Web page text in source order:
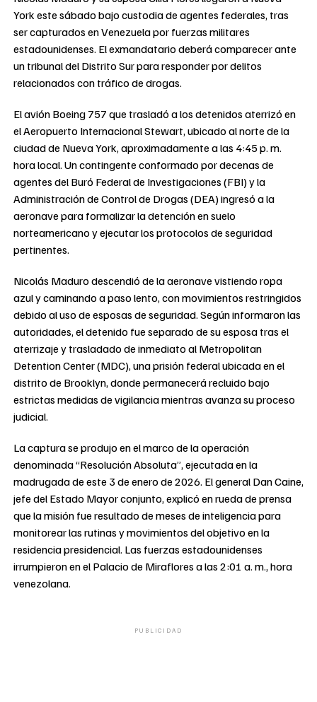
York este sábado bajo custodia de agentes federales, tras
ser capturados en Venezuela por fuerzas militares
estadounidenses. El exmandatario deberá comparecer ante
un tribunal del Distrito Sur para responder por delitos
relacionados con tráfico de drogas.
El avión Boeing 757 que trasladó a los detenidos aterrizó en
el Aeropuerto Internacional Stewart, ubicado al norte de la
ciudad de Nueva York, aproximadamente a las 4:45 p. m.
hora local. Un contingente conformado por decenas de
agentes del Buró Federal de Investigaciones (FBI) y la
Administración de Control de Drogas (DEA) ingresó a la
aeronave para formalizar la detención en suelo
norteamericano y ejecutar los protocolos de seguridad
pertinentes.
Nicolás Maduro descendió de la aeronave vistiendo ropa
azul y caminando a paso lento, con movimientos restringidos
debido al uso de esposas de seguridad. Según informaron las
autoridades, el detenido fue separado de su esposa tras el
aterrizaje y trasladado de inmediato al Metropolitan
Detention Center (MDC), una prisión federal ubicada en el
distrito de Brooklyn, donde permanecerá recluido bajo
estrictas medidas de vigilancia mientras avanza su proceso
judicial.
La captura se produjo en el marco de la operación
denominada “Resolución Absoluta”, ejecutada en la
madrugada de este 3 de enero de 2026. El general Dan Caine,
jefe del Estado Mayor conjunto, explicó en rueda de prensa
que la misión fue resultado de meses de inteligencia para
monitorear las rutinas y movimientos del objetivo en la
residencia presidencial. Las fuerzas estadounidenses
irrumpieron en el Palacio de Miraflores a las 2:01 a. m., hora
venezolana.
PUBLICIDAD